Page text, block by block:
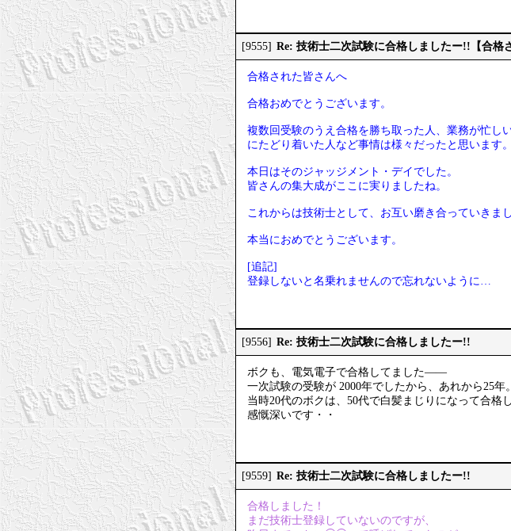
[9555] Re: 技術士二次試験に合格しましたー!!【合格
合格された皆さんへ
合格おめでとうございます。
複数回受験のうえ合格を勝ち取った人、業務が忙し
にたどり着いた人など事情は様々だったと思います。
本日はそのジャッジメント・デイでした。
皆さんの集大成がここに実りましたね。
これからは技術士として、お互い磨き合っていきまし
本当におめでとうございます。
[追記]
登録しないと名乗れませんので忘れないように…
[9556] Re: 技術士二次試験に合格しましたー!!
ボクも、電気電子で合格してました――
一次試験の受験が 2000年でしたから、あれから25年
当時20代のボクは、50代で白髪まじりになって合格
感慨深いです・・
[9559] Re: 技術士二次試験に合格しましたー!!
合格しました！
まだ技術士登録していないのですが、